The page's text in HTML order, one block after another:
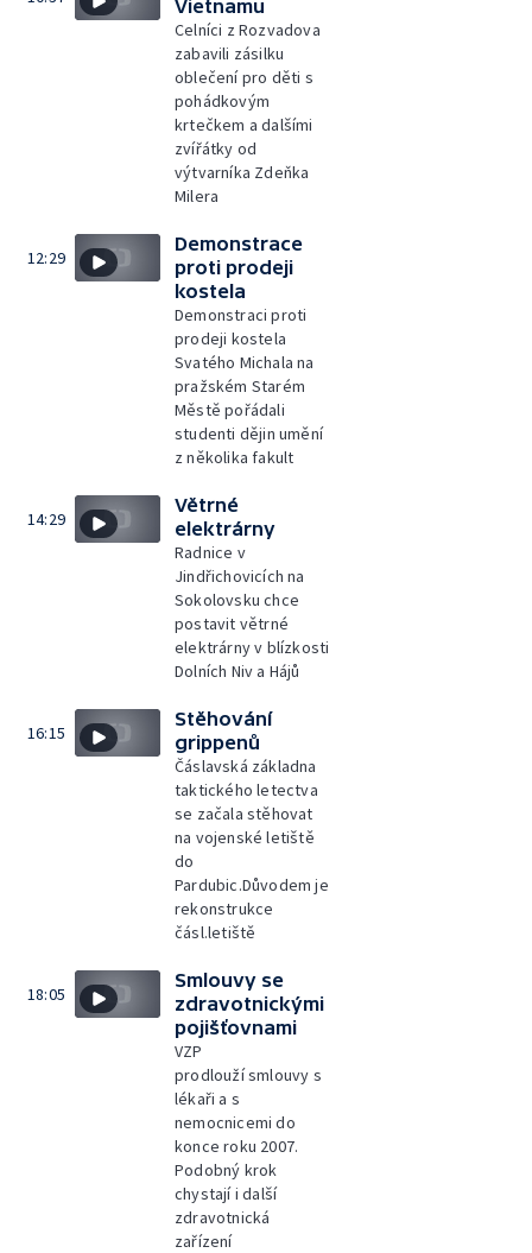
Vietnamu
Celníci z Rozvadova
zabavili zásilku
oblečení pro děti s
pohádkovým
krtečkem a dalšími
zvířátky od
výtvarníka Zdeňka
Milera
12:29
Demonstrace
proti prodeji
kostela
Demonstraci proti
prodeji kostela
Svatého Michala na
pražském Starém
Městě pořádali
studenti dějin umění
z několika fakult
14:29
Větrné
elektrárny
Radnice v
Jindřichovicích na
Sokolovsku chce
postavit větrné
elektrárny v blízkosti
Dolních Niv a Hájů
16:15
Stěhování
grippenů
Čáslavská základna
taktického letectva
se začala stěhovat
na vojenské letiště
do
Pardubic.Důvodem je
rekonstrukce
čásl.letiště
18:05
Smlouvy se
zdravotnickými
pojišťovnami
VZP
prodlouží smlouvy s
lékaři a s
nemocnicemi do
konce roku 2007.
Podobný krok
chystají i další
zdravotnická
zařízení